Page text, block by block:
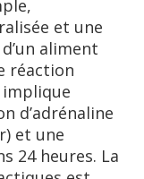
et une
aliment
réaction
d’adrénaline
et une
24 heures. La